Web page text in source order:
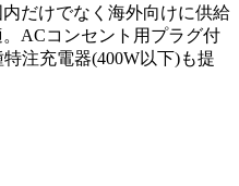
だけでなく海外向けに供給
ACコンセント用プラグ付
注充電器(400W以下)も提